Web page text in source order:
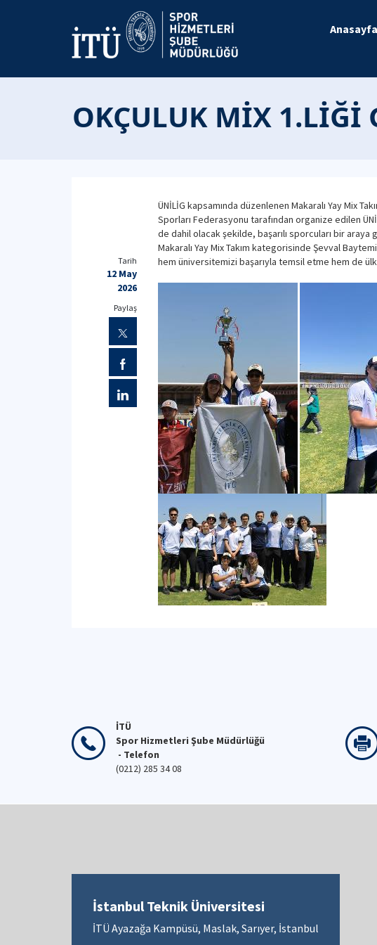
Anasayfa
OKÇULUK MİX 1.LİĞİ
ÜNİLİG kapsamında düzenlenen Makaralı Yay Mix
Sporları Federasyonu tarafından organize edilen
de dahil olacak şekilde, başarılı sporcuları bir
Makaralı Yay Mix Takım kategorisinde Şevval
hem üniversitemizi başarıyla temsil etme hem de
Tarih
12 May
2026
Paylaş
İTÜ
Spor Hizmetleri Şube Müdürlüğü
- Telefon
(0212) 285 34 08
İstanbul Teknik Üniversitesi
İTÜ Ayazağa Kampüsü, Maslak, Sarıyer, İstanbul